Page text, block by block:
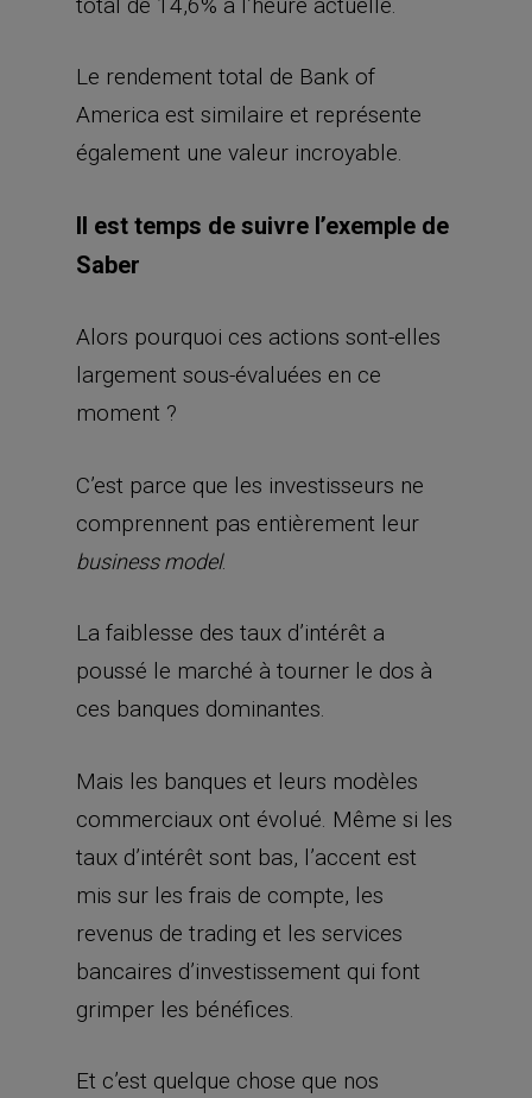
Le rendement total de Bank of
America est similaire et représente
également une valeur incroyable.
Il est temps de suivre l’exemple de
Saber
Alors pourquoi ces actions sont-elles
largement sous-évaluées en ce
moment ?
C’est parce que les investisseurs ne
comprennent pas entièrement leur
business model.
La faiblesse des taux d’intérêt a
poussé le marché à tourner le dos à
ces banques dominantes.
Mais les banques et leurs modèles
commerciaux ont évolué. Même si les
taux d’intérêt sont bas, l’accent est
mis sur les frais de compte, les
revenus de trading et les services
bancaires d’investissement qui font
grimper les bénéfices.
Et c’est quelque chose que nos